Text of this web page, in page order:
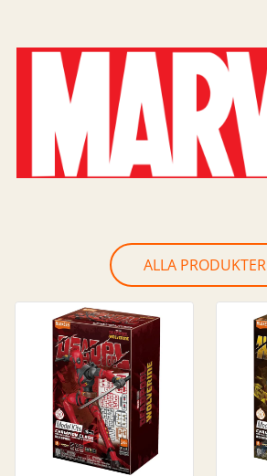
ALLA PRODUKTER